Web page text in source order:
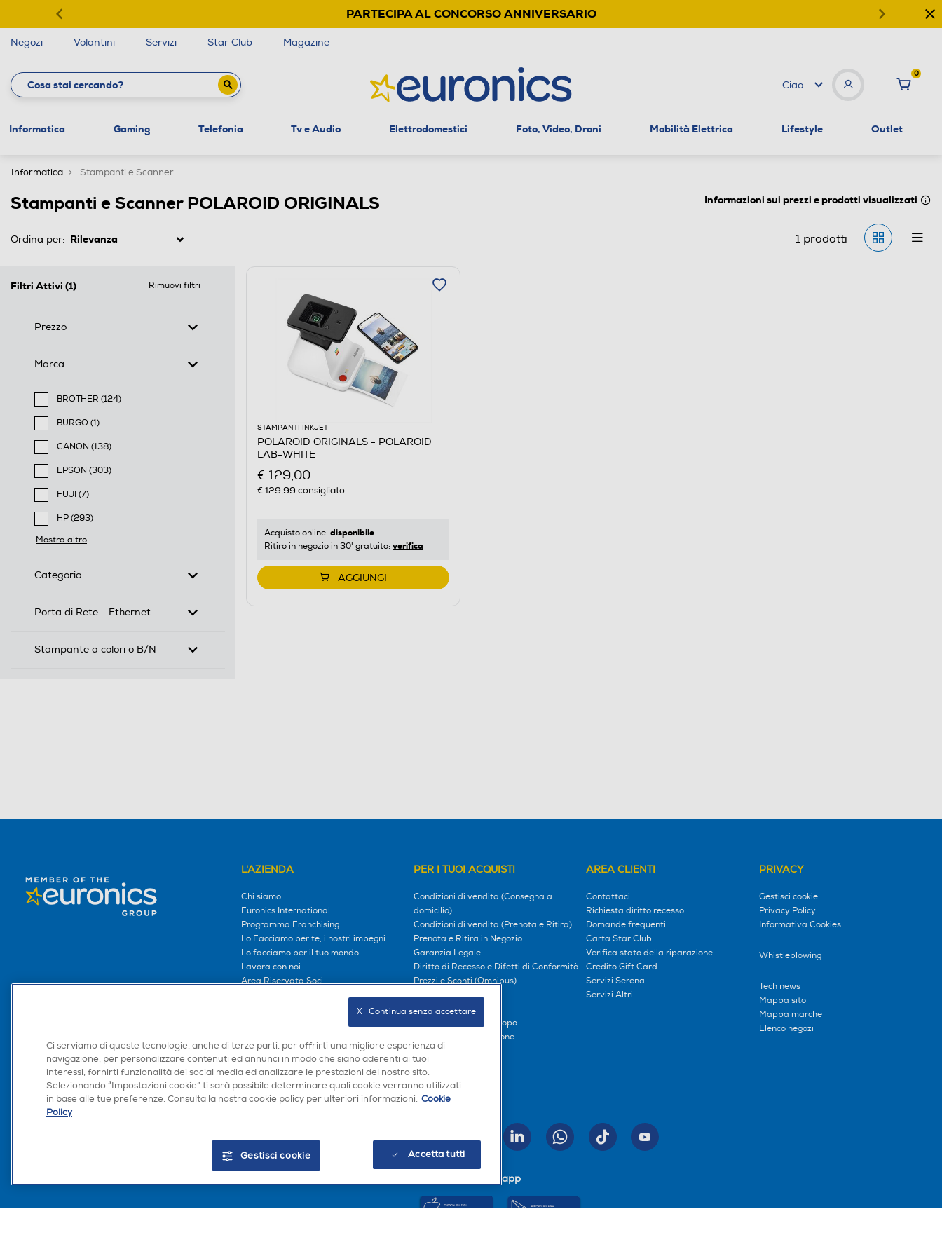
PARTECIPA AL CONCORSO ANNIVERSARIO
Negozi Volantini Servizi Star Club Magazine
Ciao
0
Informatica Gaming Telefonia Tv e Audio Elettrodomestici Foto, Video, Droni Mobilità Elettrica Lifestyle Outlet
Informatica Stampanti e Scanner
Stampanti e Scanner POLAROID ORIGINALS Informazioni sui prezzi e prodotti visualizzati
Ordina per: 1prodotti
Filtri Attivi (1) Rimuovi filtri
Prezzo
Marca
BROTHER (124)
Filtra per Marca: BROTHER
BURGO (1)
Filtra per Marca: BURGO
CANON (138)
Filtra per Marca: CANON
EPSON (303)
Filtra per Marca: EPSON
FUJI (7)
Filtra per Marca: FUJI
HP (293)
Filtra per Marca: HP
Mostra altro
Categoria
Porta di Rete - Ethernet
Stampante a colori o B/N
STAMPANTI INKJET
POLAROID ORIGINALS - POLAROID
LAB-WHITE
€ 129,00
€ 129,99 consigliato
Acquisto online: disponibile
Ritiro in negozio in 30' gratuito: verifica
AGGIUNGI
L'AZIENDA
Chi siamo
Euronics International
Programma Franchising
Lo Facciamo per te, i nostri impegni
Lo facciamo per il tuo mondo
Lavora con noi
Area Riservata Soci
PER I TUOI ACQUISTI
Condizioni di vendita (Consegna a
domicilio)
Condizioni di vendita (Prenota e Ritira)
Prenota e Ritira in Negozio
Garanzia Legale
Diritto di Recesso e Difetti di Conformità
Prezzi e Sconti (Omnibus)
Metodi di pagamento
Finanziamenti
Compra ora e paga dopo
Consegna e Installazione
AREA CLIENTI
Contattaci
Richiesta diritto recesso
Domande frequenti
Carta Star Club
Verifica stato della riparazione
Credito Gift Card
Servizi Serena
Servizi Altri
PRIVACY
Gestisci cookie
Privacy Policy
Informativa Cookies
Whistleblowing
Tech news
Mappa sito
Mappa marche
Elenco negozi
Trova negozio
INVIA
Seguici sui social
Scarica la nostra app
Ci serviamo di queste tecnologie, anche di terze parti, per offrirti una migliore esperienza di
navigazione, per personalizzare contenuti ed annunci in modo che siano aderenti ai tuoi
interessi, fornirti funzionalità dei social media ed analizzare le prestazioni del nostro sito.
Selezionando “Impostazioni cookie” ti sarà possibile determinare quali cookie verranno utilizzati
in base alle tue preferenze. Consulta la nostra cookie policy per ulteriori informazioni. Cookie
Policy
Accetta tutti
Gestisci cookie
X   Continua senza accettare